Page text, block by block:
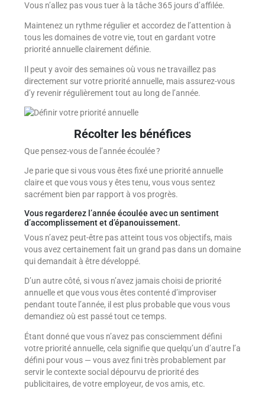
Vous n’allez pas vous tuer à la tâche 365 jours d’affilée.
Maintenez un rythme régulier et accordez de l’attention à
tous les domaines de votre vie, tout en gardant votre
priorité annuelle clairement définie.
Il peut y avoir des semaines où vous ne travaillez pas
directement sur votre priorité annuelle, mais assurez-vous
d’y revenir régulièrement tout au long de l’année.
Récolter les bénéfices
Que pensez-vous de l’année écoulée ?
Je parie que si vous vous êtes fixé une priorité annuelle
claire et que vous vous y êtes tenu, vous vous sentez
sacrément bien par rapport à vos progrès.
Vous regarderez l’année écoulée avec un sentiment
d’accomplissement et d’épanouissement.
Vous n’avez peut-être pas atteint tous vos objectifs, mais
vous avez certainement fait un grand pas dans un domaine
qui demandait à être développé.
D’un autre côté, si vous n’avez jamais choisi de priorité
annuelle et que vous vous êtes contenté d’improviser
pendant toute l’année, il est plus probable que vous vous
demandiez où est passé tout ce temps.
Étant donné que vous n’avez pas consciemment défini
votre priorité annuelle, cela signifie que quelqu’un d’autre l’a
défini pour vous — vous avez fini très probablement par
servir le contexte social dépourvu de priorité des
publicitaires, de votre employeur, de vos amis, etc.